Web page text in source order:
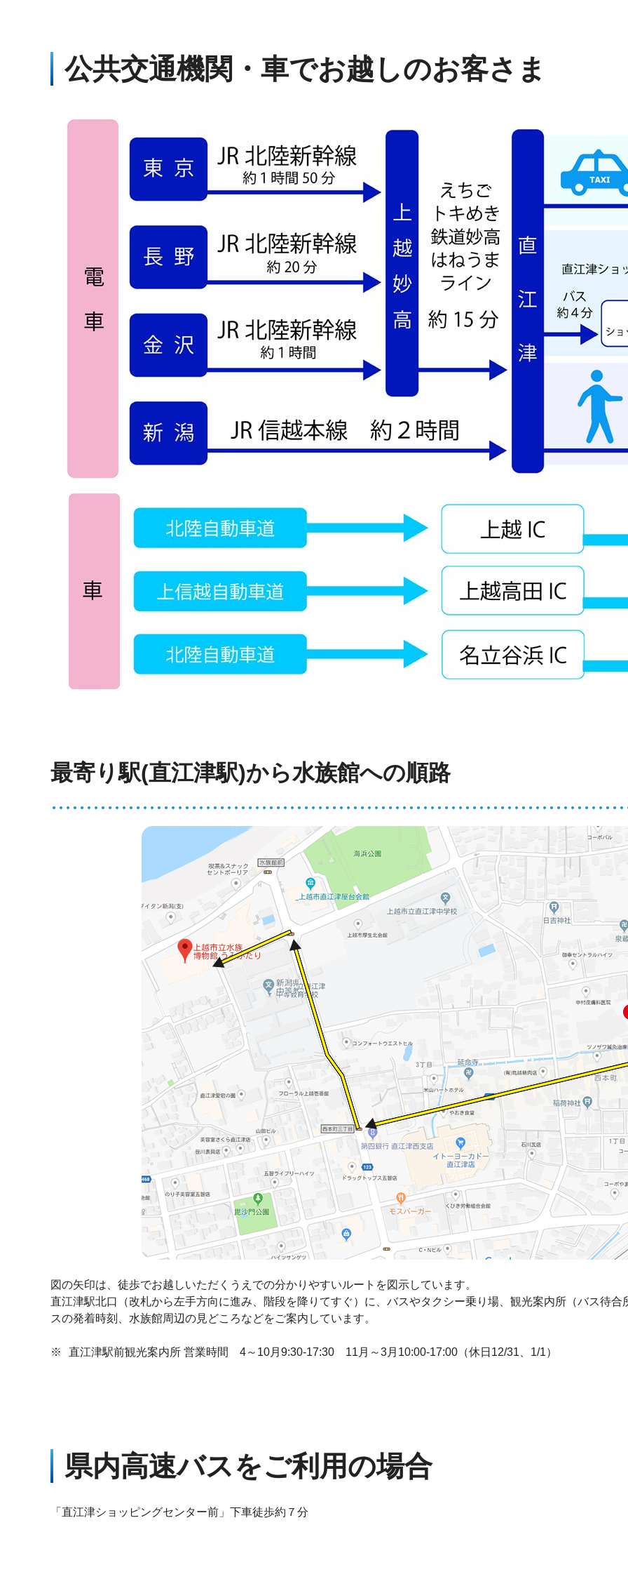
公共交通機関・車でお越しのお客さま
最寄り駅(直江津駅)から水族館への順路
図の矢印は、徒歩でお越しいただくうえでの分かりやすいルートを図示しています。
直江津駅北口（改札から左手方向に進み、階段を降りてすぐ）に、バスやタクシー乗り場、観光案内所（バス待
スの発着時刻、水族館周辺の見どころなどをご案内しています。
※ 直江津駅前観光案内所 営業時間 4～10月9:30-17:30 11月～3月10:00-17:00（休日12/31、1/1）
県内高速バスをご利用の場合
「直江津ショッピングセンター前」下車徒歩約７分